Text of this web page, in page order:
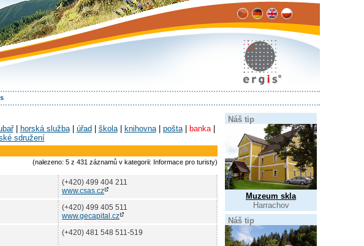
| horská služba| úřad| škola| knihovna| pošta| banka|
sdružení
(nalezeno: 5 z 431 záznamů v kategorii: Informace pro turisty)
(+420) 499 404 211
www.csas.cz
(+420) 499 405 511
www.gecapital.cz
(+420) 481 548 511-519
Náš tip
Muzeum skla
Harrachov
Náš tip